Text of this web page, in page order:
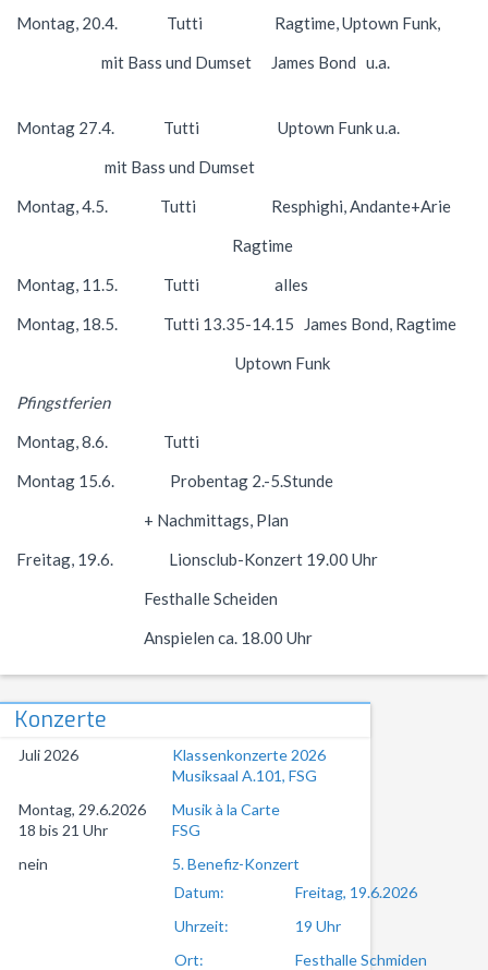
Montag, 20.4. Tutti Ragtime, Uptown Funk,
mit Bass und Dumset James Bond u.a.
Montag 27.4. Tutti Uptown Funk u.a.
mit Bass und Dumset
Montag, 4.5. Tutti Resphighi, Andante+Arie
Ragtime
Montag, 11.5. Tutti alles
Montag, 18.5. Tutti 13.35-14.15 James Bond, Ragtime
Uptown Funk
Pfingstferien
Montag, 8.6. Tutti
Montag 15.6. Probentag 2.-5.Stunde
+ Nachmittags, Plan
Freitag, 19.6. Lionsclub-Konzert 19.00 Uhr
Festhalle Scheiden
Anspielen ca. 18.00 Uhr
Konzerte
Juli 2026
Klassenkonzerte 2026
Musiksaal A.101, FSG
Montag, 29.6.2026
18 bis 21 Uhr
Musik à la Carte
FSG
nein
5. Benefiz-Konzert
Datum:
Freitag, 19.6.2026
Uhrzeit:
19 Uhr
Ort:
Festhalle Schmiden